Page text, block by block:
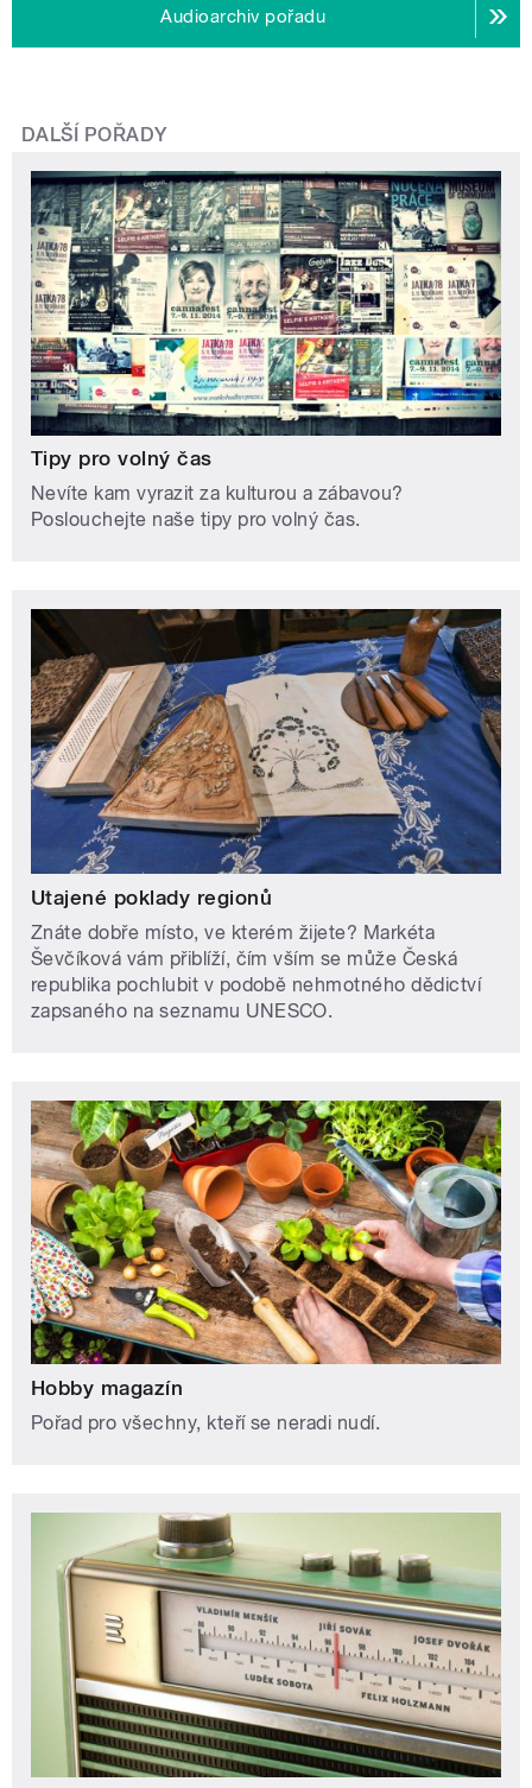
Audioarchiv pořadu
DALŠÍ POŘADY
Tipy pro volný čas
Nevíte kam vyrazit za kulturou a zábavou?
Poslouchejte naše tipy pro volný čas.
Utajené poklady regionů
Znáte dobře místo, ve kterém žijete? Markéta
Ševčíková vám přiblíží, čím vším se může Česká
republika pochlubit v podobě nehmotného dědictví
zapsaného na seznamu UNESCO.
Hobby magazín
Pořad pro všechny, kteří se neradi nudí.